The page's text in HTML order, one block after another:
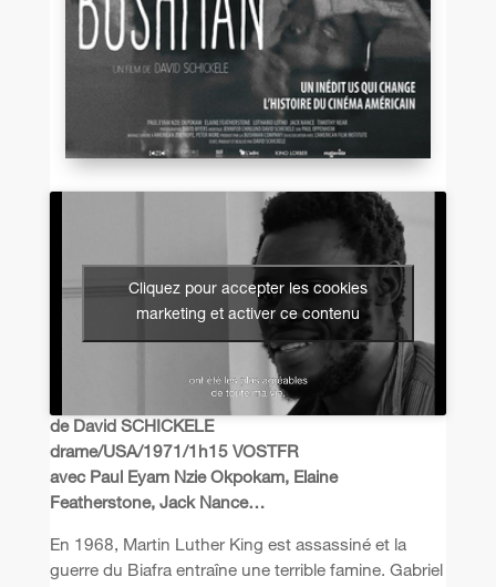
Cliquez pour accepter les cookies
marketing et activer ce contenu
de David SCHICKELE
drame/USA/1971/1h15 VOSTFR
avec Paul Eyam Nzie Okpokam, Elaine
Featherstone, Jack Nance…
En 1968, Martin Luther King est assassiné et la
guerre du Biafra entraîne une terrible famine. Gabriel